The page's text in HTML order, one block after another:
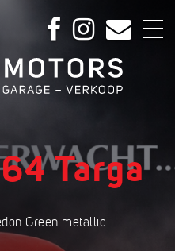
Targa
Green metallic